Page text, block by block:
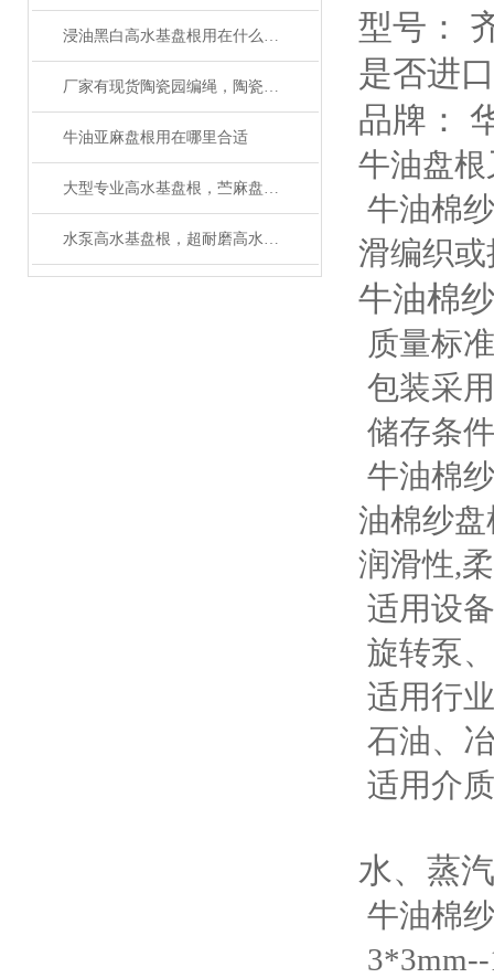
浸油黑白高水基盘根用在什么机械上好
厂家有现货陶瓷园编绳，陶瓷绳规格齐全
牛油亚麻盘根用在哪里合适
大型专业高水基盘根，苎麻盘根厂家（质量可靠）
水泵高水基盘根，超耐磨高水基盘根
型号：
是否进
品牌：
牛油盘
牛油棉
滑编织
牛油棉
质量标
包装采
储存条
牛油棉
油棉纱
润滑性,
适用设
旋转泵
适用行
石油、
适用介
水、蒸
牛油棉